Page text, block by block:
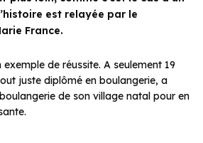
est relayée par le
France.
de réussite. A seulement 19
juste diplômé en boulangerie, a
de son village natal pour en